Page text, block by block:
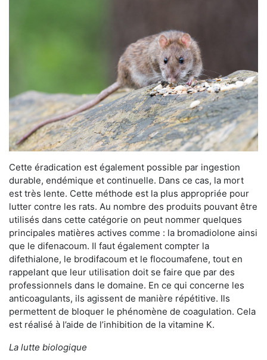
Cette éradication est également possible par ingestion
durable, endémique et continuelle. Dans ce cas, la mort
est très lente. Cette méthode est la plus appropriée pour
lutter contre les rats. Au nombre des produits pouvant être
utilisés dans cette catégorie on peut nommer quelques
principales matières actives comme : la bromadiolone ainsi
que le difenacoum. Il faut également compter la
difethialone, le brodifacoum et le flocoumafene, tout en
rappelant que leur utilisation doit se faire que par des
professionnels dans le domaine. En ce qui concerne les
anticoagulants, ils agissent de manière répétitive. Ils
permettent de bloquer le phénomène de coagulation. Cela
est réalisé à l’aide de l’inhibition de la vitamine K.
La lutte biologique